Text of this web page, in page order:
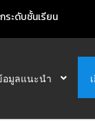
ระดับชั้นเรียน
มูลแนะนำ